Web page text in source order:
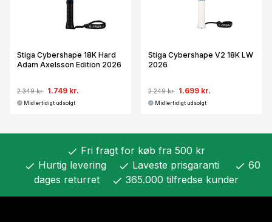
Stiga Cybershape 18K Hard
Adam Axelsson Edition 2026
2.349 kr. 1.749 kr.
Midlertidigt udsolgt
Stiga Cybershape V2 18K LW
2026
2.249 kr. 1.699 kr.
Midlertidigt udsolgt
check Fri fragt for køb fra 500 kr
check Hurtig levering check Laveste prisgaranti check 60
dages returret
check 365.000 tilfredse kunder